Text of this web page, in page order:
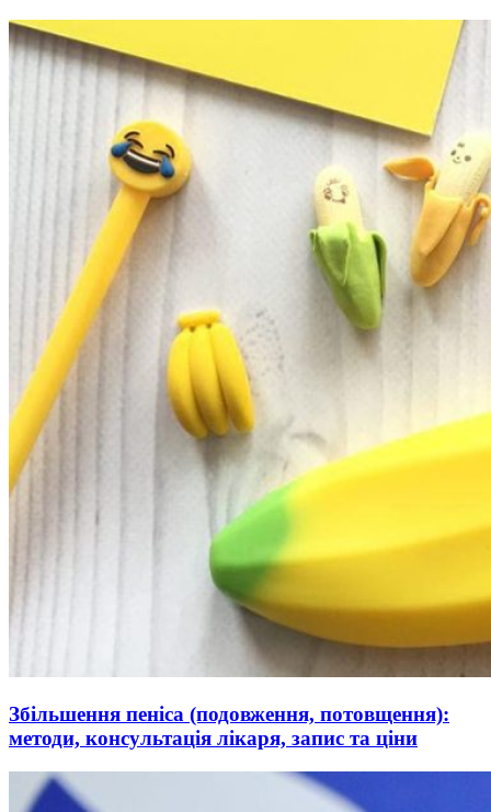
Збільшення пеніса (подовження, потовщення):
методи, консультація лікаря, запис та ціни